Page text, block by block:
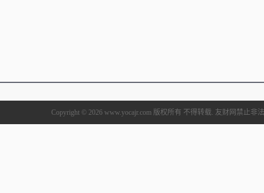
Copyright © 2026 www.yocajr.com 版权所有 不得转载. 友财网禁止非